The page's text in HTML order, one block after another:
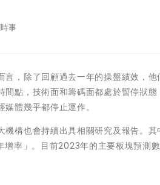
事
，除了回顧過去一年的操盤績效，
點，技術面和籌碼面都處於暫停狀
體幾乎都停止運作。
構也會持續出具相關研究及報告。
率」。目前2023年的主要板塊預測